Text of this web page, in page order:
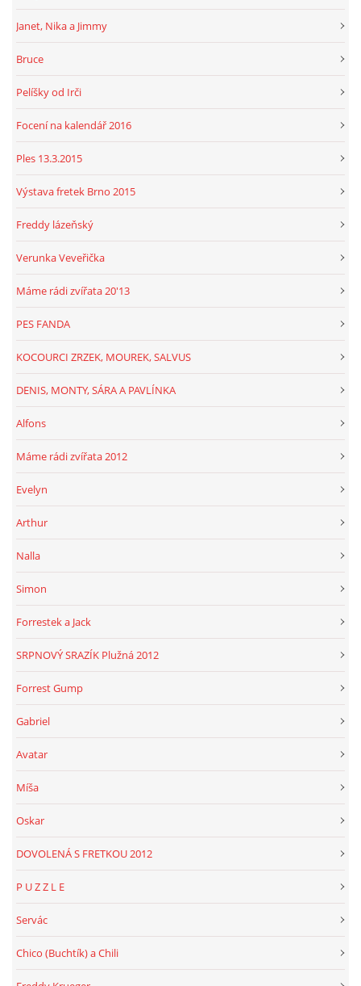
Janet, Nika a Jimmy
Bruce
Pelíšky od Irči
Focení na kalendář 2016
Ples 13.3.2015
Výstava fretek Brno 2015
Freddy lázeňský
Verunka Veveřička
Máme rádi zvířata 20'13
PES FANDA
KOCOURCI ZRZEK, MOUREK, SALVUS
DENIS, MONTY, SÁRA A PAVLÍNKA
Alfons
Máme rádi zvířata 2012
Evelyn
Arthur
Nalla
Simon
Forrestek a Jack
SRPNOVÝ SRAZÍK Plužná 2012
Forrest Gump
Gabriel
Avatar
Míša
Oskar
DOVOLENÁ S FRETKOU 2012
P U Z Z L E
Servác
Chico (Buchtík) a Chili